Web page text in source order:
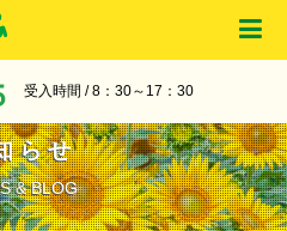
受入時間 / 8：30～17：30
らせ
& BLOG